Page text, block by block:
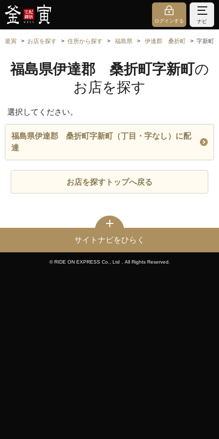
ログインする ナビ
釜寅 お店を探す 住所から探す 福島県 伊達郡 桑折町 字新町
福島県伊達郡 桑折町字新町の
お店を探す
選択してください。
福島県伊達郡 桑折町字新町（丁目・字なし）に配
達
お店を探すトップへ戻る
サイトナビをひらく
© RIDE ON EXPRESS Co., Ltd．All Rights Reserved.